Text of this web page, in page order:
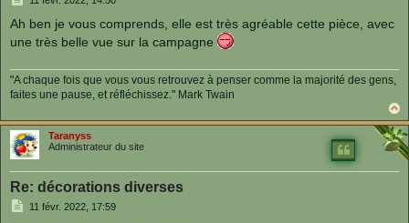
s
s
a
Ah ben je vous comprends, elle est très agréable cette pièce, avec
une très belle vue sur la campagne
"A chaque fois que vous vous retrouvez à penser comme la majorité des gens,
faites une pause, et réfléchissez." Mark Twain
a
u
t
Taranyss
Administrateur du site
Re: décorations diverses
M11 févr. 2022, 17:59